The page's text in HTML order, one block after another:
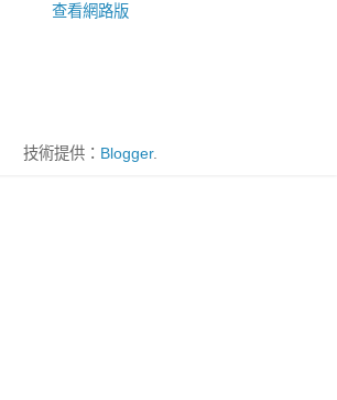
查看網路版
技術提供： Blogger.